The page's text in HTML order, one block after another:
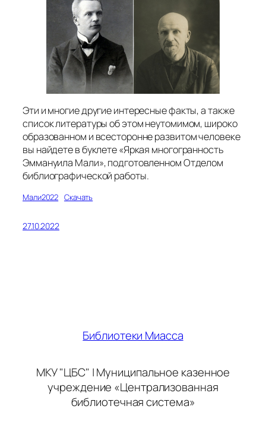
Эти и многие другие интересные факты, а также
список литературы об этом неутомимом, широко
образованном и всесторонне развитом человеке
вы найдете в буклете «Яркая многогранность
Эммануила Мали», подготовленном Отделом
библиографической работы.
Мали2022 Скачать
27.10.2022
Библиотеки Миасса
МКУ "ЦБС" | Муниципальное казенное
учреждение «Централизованная
библиотечная система»